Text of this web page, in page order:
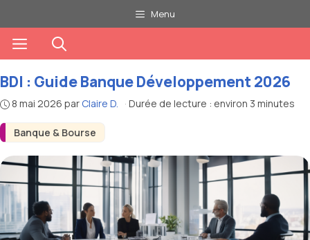
au
contenu
Menu
Menu
Banque & Bourse
BDI : Guide Banque Développement 2026
8 mai 2026 par Claire D. · Durée de lecture : environ 3 minutes